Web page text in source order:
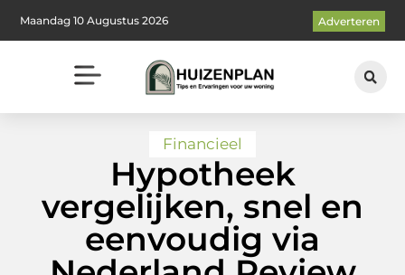
Maandag 10 Augustus 2026 Adverteren
Financieel
Hypotheek
vergelijken, snel en
eenvoudig via